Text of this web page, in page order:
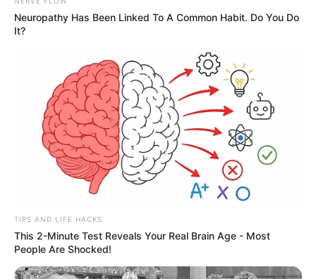
Neuropathy Has Been Linked To A Common Habit. Do You Do
It?
TIPS AND LIFE HACKS
This 2-Minute Test Reveals Your Real Brain Age - Most
People Are Shocked!